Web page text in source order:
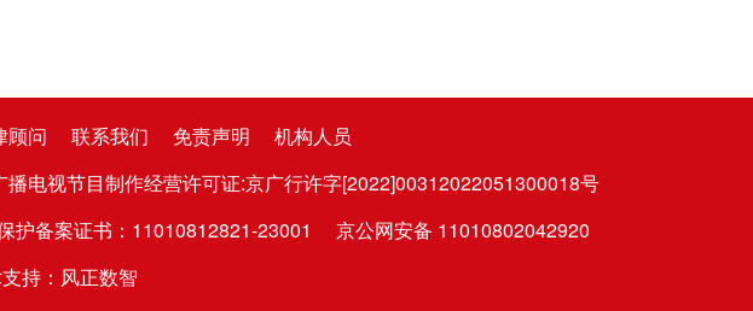
顾问 联系我们 免责声明
机构人员
播电视节目制作经营许可证:京广行许字[2022]00312022051300018号
护备案证书：11010812821-23001
京公网安备 11010802042920
持：风正数智